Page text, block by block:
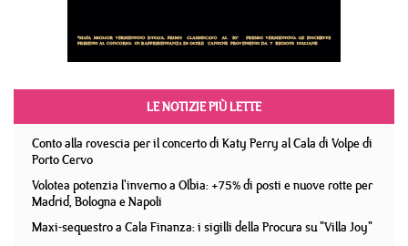
LE NOTIZIE PIÙ LETTE
Conto alla rovescia per il concerto di Katy Perry al Cala di Volpe di
Porto Cervo
Volotea potenzia l'inverno a Olbia: +75% di posti e nuove rotte per
Madrid, Bologna e Napoli
Maxi-sequestro a Cala Finanza: i sigilli della Procura su "Villa Joy"